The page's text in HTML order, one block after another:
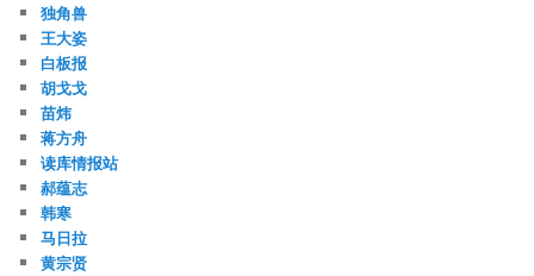
独角兽
王大姿
白板报
胡戈戈
苗炜
蒋方舟
读库情报站
郝蕴志
韩寒
马日拉
黄宗贤